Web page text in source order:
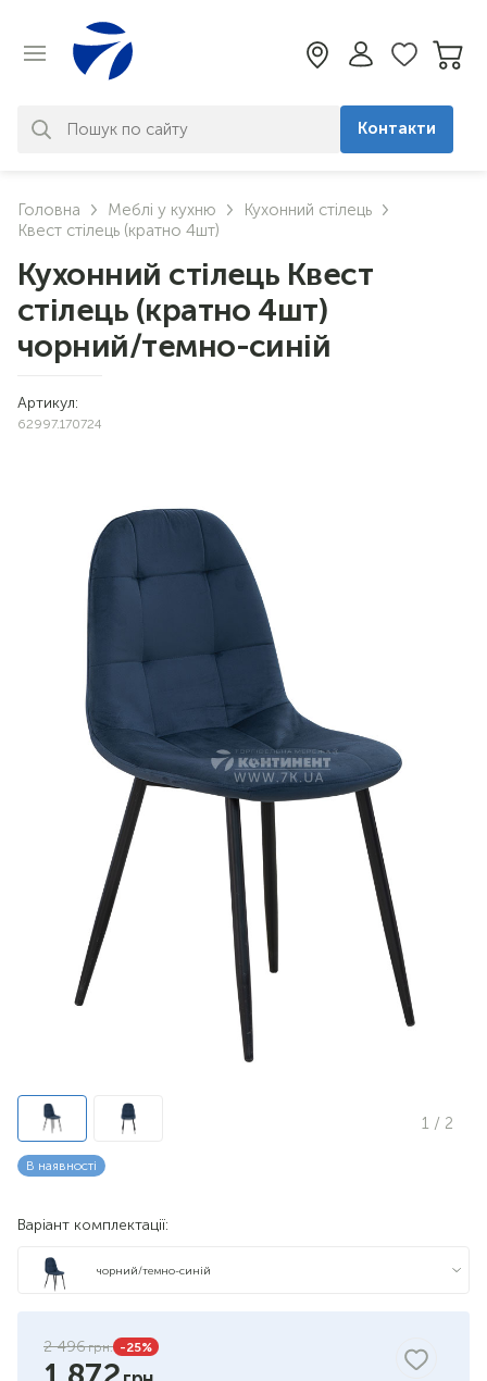
знайдено. Уточніть свій запит
Контакти
Головна Меблі у кухню
Кухонний стілець
Квест стілець (кратно 4шт)
Кухонний стілець Квест
стілець (кратно 4шт)
чорний/темно-синій
Артикул:
62997.170724
1/ 2
В наявності
Варіант комплектації:
чорний/темно-синій
чорний/велюр чорний
2 496 -25%